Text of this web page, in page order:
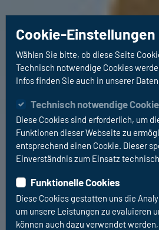
Cookie-Einstellungen
Wählen Sie bitte, ob diese Seite
Technisch notwendige Cookies
Infos finden Sie auch in unserer
Technisch notwendige
Diese Cookies sind erforderlich, um
Funktionen dieser Webseite zu
entsprechend einen Cookie. Dieser
Einverständnis zum Einsatz
Funktionelle Cookies
Diese Cookies gestatten uns die
um unsere Leistungen zu evaluieren
können auch dazu verwendet